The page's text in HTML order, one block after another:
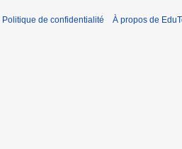
Politique de confidentialité À propos de